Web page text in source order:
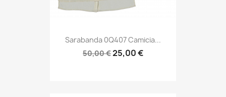
Sarabanda 0Q407 Camicia...
50,00 €25,00 €